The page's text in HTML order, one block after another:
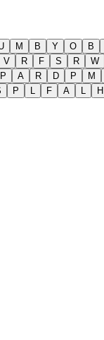
M B Y O B
V R F S R W
P A R D P M
P L F A L H